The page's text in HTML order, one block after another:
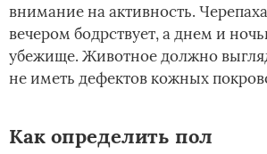
внимание на активность.
вечером бодрствует, а днем и
убежище. Животное должно
не иметь дефектов кожных
Как определить пол